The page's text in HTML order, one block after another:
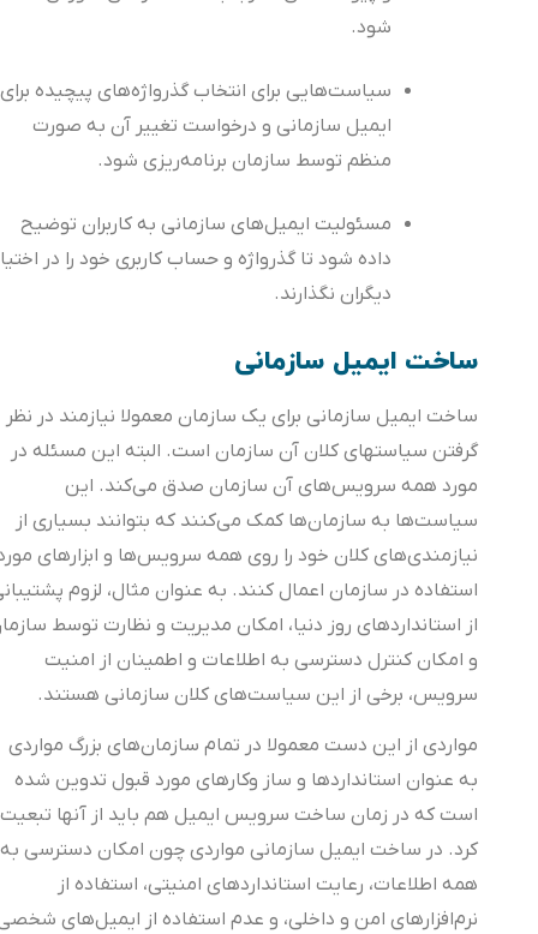
شود.
سیاست‌هایی برای انتخاب گذرواژه‌های پیچیده برای
ایمیل سازمانی و درخواست تغییر آن به صورت
منظم توسط سازمان برنامه‌ریزی شود.
مسئولیت ایمیل‌های سازمانی به کاربران توضیح
داده شود تا گذرواژه و حساب کاربری خود را در اختیار
دیگران نگذارند.
ساخت ایمیل سازمانی
ساخت ایمیل سازمانی برای یک سازمان معمولا نیازمند در نظر
گرفتن سیاست‎های کلان آن سازمان است. البته این مسئله در
مورد همه سرویس‌های آن سازمان صدق می‌کند. این
سیاست‌ها به سازمان‌ها کمک می‌کنند که بتوانند بسیاری از
نیازمندی‌های کلان خود را روی همه سرویس‌ها و ابزارهای مورد
استفاده در سازمان اعمال کنند. به عنوان مثال، لزوم پشتیبانی
از استانداردهای روز دنیا، امکان مدیریت و نظارت توسط سازمان
و امکان کنترل دسترسی‌ به اطلاعات و اطمینان از امنیت
سرویس، برخی از این سیاست‌های کلان سازمانی هستند.
مواردی از این دست معمولا در تمام سازمان‌های بزرگ مواردی
به عنوان استانداردها و ساز وکارهای مورد قبول تدوین شده
است که در زمان ساخت سرویس ایمیل هم باید از آنها تبعیت
کرد. در ساخت ایمیل سازمانی مواردی چون امکان دسترسی به
همه اطلاعات، رعایت استانداردهای امنیتی، استفاده از
نرم‌افزارهای امن و داخلی، و عدم استفاده از ایمیل‌های شخصی